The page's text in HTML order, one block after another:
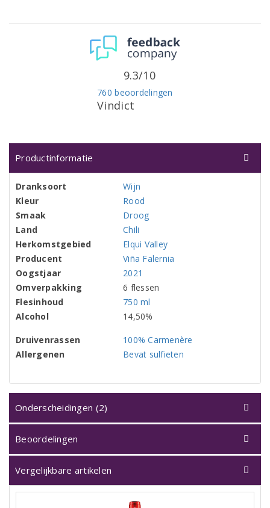
Vindict
760 beoordelingen
9.3/10
Productinformatie
Dranksoort
Wijn
Kleur
Rood
Smaak
Droog
Land
Chili
Herkomstgebied
Elqui Valley
Producent
Viña Falernia
Oogstjaar
2021
Omverpakking
6 flessen
Flesinhoud
750 ml
Alcohol
14,50%
Druivenrassen
100% Carmenère
Allergenen
Bevat sulfieten
Onderscheidingen (2)
Beoordelingen
Vergelijkbare artikelen